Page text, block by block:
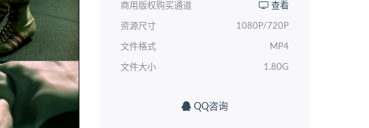
商用版权购买通道 查看
资源尺寸 1080P/720P
文件格式 MP4
文件大小 1.80G
QQ咨询